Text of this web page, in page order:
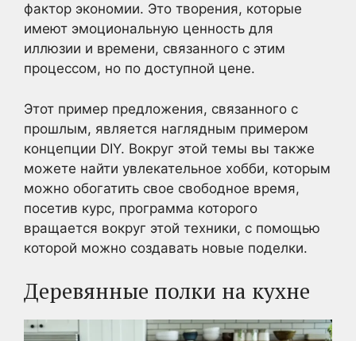
фактор экономии. Это творения, которые
имеют эмоциональную ценность для
иллюзии и времени, связанного с этим
процессом, но по доступной цене.
Этот пример предложения, связанного с
прошлым, является наглядным примером
концепции DIY. Вокруг этой темы вы также
можете найти увлекательное хобби, которым
можно обогатить свое свободное время,
посетив курс, программа которого
вращается вокруг этой техники, с помощью
которой можно создавать новые поделки.
Деревянные полки на кухне